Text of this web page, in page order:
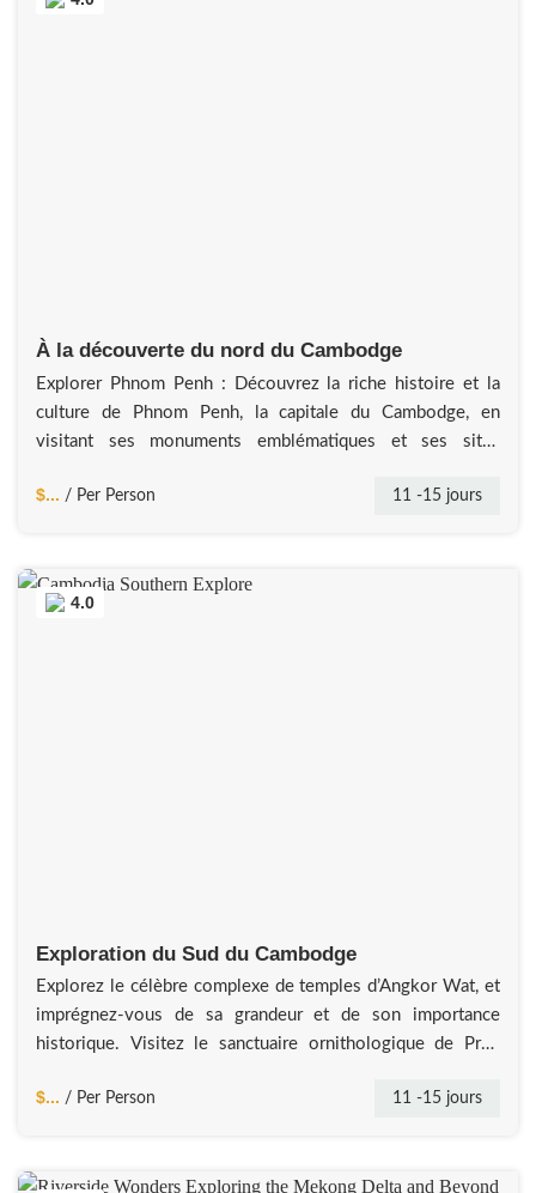
À la découverte du nord du Cambodge
Explorer Phnom Penh : Découvrez la riche histoire et la
culture de Phnom Penh, la capitale du Cambodge, en
visitant ses monuments emblématiques et ses sites
les rares dauphins d’eau douce Irrawaddy dans leur habitat
$... / Per Person 11 -15 jours
4.0
Exploration du Sud du Cambodge
Explorez le célèbre complexe de temples d’Angkor Wat, et
imprégnez-vous de sa grandeur et de son importance
historique. Visitez le sanctuaire ornithologique de Prek
profitez d’une balade en bateau sur le lac. Partez à
$... / Per Person 11 -15 jours